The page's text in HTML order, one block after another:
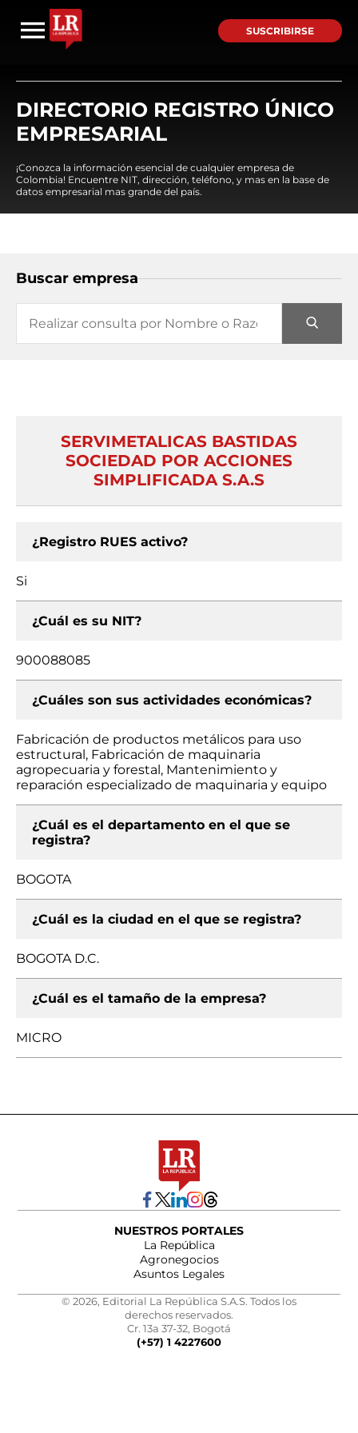
SUSCRIBIRSE
DIRECTORIO REGISTRO ÚNICO
EMPRESARIAL
¡Conozca la información esencial de cualquier empresa de
Colombia! Encuentre NIT, dirección, teléfono, y mas en la base de
datos empresarial mas grande del país.
Buscar empresa
SERVIMETALICAS BASTIDAS
SOCIEDAD POR ACCIONES
SIMPLIFICADA S.A.S
¿Registro RUES activo?
Si
¿Cuál es su NIT?
900088085
¿Cuáles son sus actividades económicas?
Fabricación de productos metálicos para uso
estructural, Fabricación de maquinaria
agropecuaria y forestal, Mantenimiento y
reparación especializado de maquinaria y equipo
¿Cuál es el departamento en el que se
registra?
BOGOTA
¿Cuál es la ciudad en el que se registra?
BOGOTA D.C.
¿Cuál es el tamaño de la empresa?
MICRO
NUESTROS PORTALES
La República
Agronegocios
Asuntos Legales
© 2026, Editorial La República S.A.S. Todos los
derechos reservados.
Cr. 13a 37-32, Bogotá
(+57) 1 4227600